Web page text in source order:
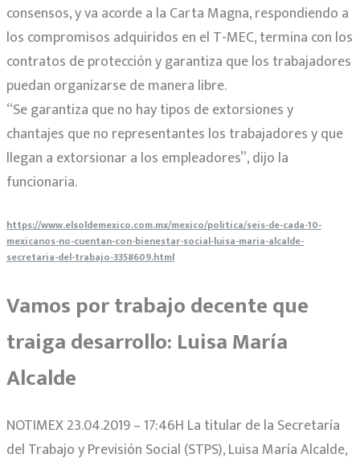
consensos, y va acorde a la Carta Magna, respondiendo a
los compromisos adquiridos en el T-MEC, termina con los
contratos de protección y garantiza que los trabajadores
puedan organizarse de manera libre.
“Se garantiza que no hay tipos de extorsiones y
chantajes que no representantes los trabajadores y que
llegan a extorsionar a los empleadores”, dijo la
funcionaria.
https://www.elsoldemexico.com.mx/mexico/politica/seis-de-cada-10-
mexicanos-no-cuentan-con-bienestar-social-luisa-maria-alcalde-
secretaria-del-trabajo-3358609.html
Vamos por trabajo decente que
traiga desarrollo: Luisa María
Alcalde
NOTIMEX 23.04.2019 – 17:46H La titular de la Secretaría
del Trabajo y Previsión Social (STPS), Luisa María Alcalde,